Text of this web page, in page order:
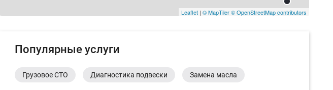
Leaflet | © MapTiler© OpenStreetMap contributors
Популярные услуги
Грузовое СТО Диагностика подвески Замена масла